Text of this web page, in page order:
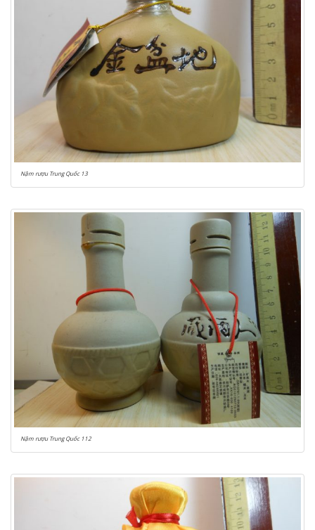
Nậm rượu Trung Quốc 13
Nậm rượu Trung Quốc 112